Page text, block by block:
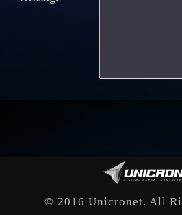
© 2016 Unicronet. All